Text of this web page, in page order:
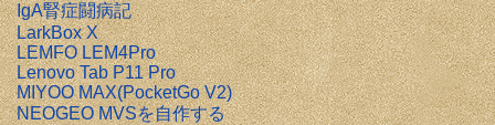
IgA腎症闘病記
LarkBox X
LEMFO LEM4Pro
Lenovo Tab P11 Pro
MIYOO MAX(PocketGo V2)
NEOGEO MVSを自作する